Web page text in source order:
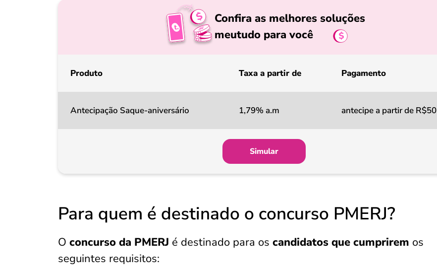
Confira as melhores soluções
meutudo para você
Produto Taxa a partir de Pagamento
Antecipação Saque-aniversário 1,79% a.m antecipe a partir de R$50
Simular
Para quem é destinado o concurso PMERJ?
O concurso da PMERJ é destinado para os candidatos que cumprirem os
seguintes requisitos: